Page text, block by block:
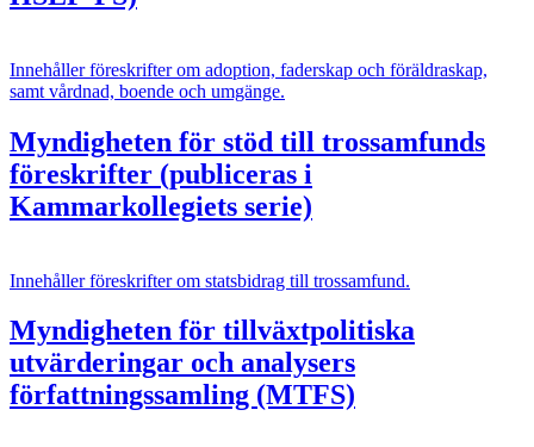
Innehåller föreskrifter om adoption, faderskap och föräldraskap,
samt vårdnad, boende och umgänge.
Myndigheten för stöd till trossamfunds
föreskrifter (publiceras i
Kammarkollegiets serie)
Innehåller föreskrifter om statsbidrag till trossamfund.
Myndigheten för tillväxtpolitiska
utvärderingar och analysers
författningssamling (MTFS)